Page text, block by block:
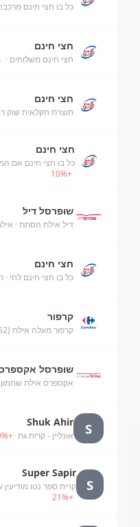
כל בו חצי חינם
חצי חינם
חצי חינם משלוחים · Kfar Adumim
חצי חינם
תוצרת חקלאית שוק
חצי חינם
כל בו חצי חינם אם
+
10%
שופרסל דיל
דיל אילת הסתת ·
חצי חינם
כל בו חצי חינם לחי ·
קרפור
קרפור מעלה אילת (1252)
שופרסל
אקספרס אילת שחמון
S
Shuk Ahir
אונליין - קרית גת +
%
S
Super Sapir
קרית ספר נטו
+
21%